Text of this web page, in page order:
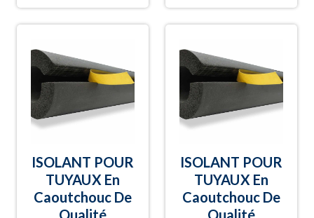
ISOLANT POUR
TUYAUX En
Caoutchouc De
Qualité
ISOLANT POUR
TUYAUX En
Caoutchouc De
Qualité